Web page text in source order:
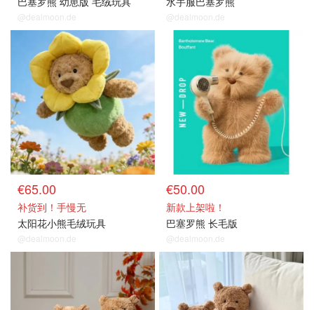
@dealmoon.de @dealmoon.de
€65.00
补货到！手慢无
太阳花小熊毛绒玩具
@dealmoon.de
€50.00
新款上架啦！
巴塞罗熊 长毛版
@dealmoon.de